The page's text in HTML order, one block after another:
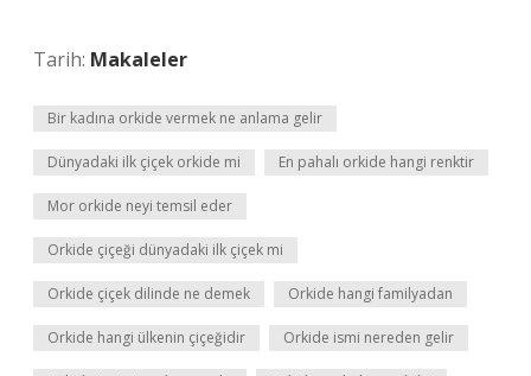
Tarih: Makaleler
Bir kadına orkide vermek ne anlama gelir
Dünyadaki ilk çiçek orkide mi En pahalı orkide hangi renktir
Mor orkide neyi temsil eder
Orkide çiçeği dünyadaki ilk çiçek mi
Orkide çiçek dilinde ne demek Orkide hangi familyadan
Orkide hangi ülkenin çiçeğidir Orkide ismi nereden gelir